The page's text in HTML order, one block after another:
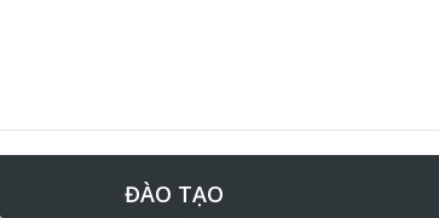
ĐÀO TẠO